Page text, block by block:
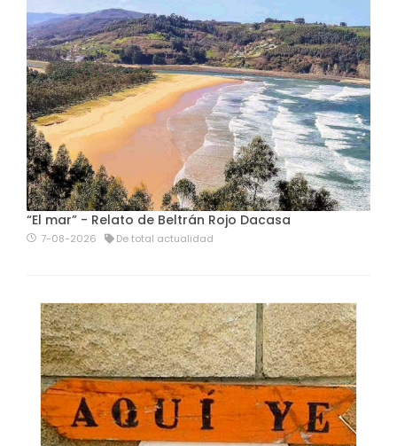
“El mar” - Relato de Beltrán Rojo Dacasa
7-08-2026 De total actualidad